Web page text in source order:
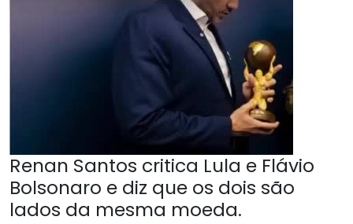
Renan Santos critica Lula e Flávio
Bolsonaro e diz que os dois são
lados da mesma moeda.